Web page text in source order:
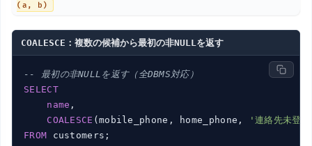
(a, b)
COALESCE：複数の候補から最初の非NULLを返す
-- 最初の非NULLを返す（全DBMS対応）
SELECT
name ,
COALESCE (mobile_phone, home_phone,
'連絡先未登
FROM customers;